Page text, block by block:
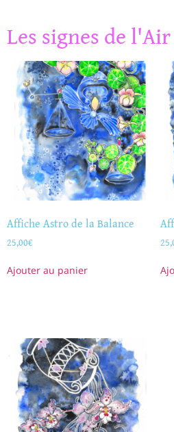
Les signes de l'Air
Affiche Astro de la Balance
25,00€
Ajouter au panier